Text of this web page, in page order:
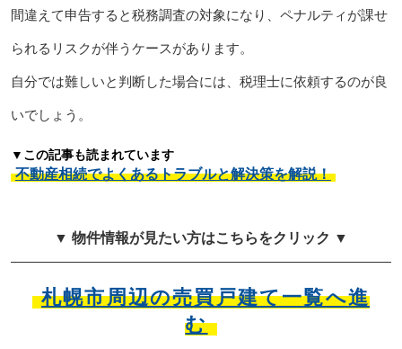
間違えて申告すると税務調査の対象になり、ペナルティが課せ
られるリスクが伴うケースがあります。
自分では難しいと判断した場合には、税理士に依頼するのが良
いでしょう。
▼この記事も読まれています
不動産相続でよくあるトラブルと解決策を解説！
▼ 物件情報が見たい方はこちらをクリック ▼
札幌市周辺の売買戸建て一覧へ進
む